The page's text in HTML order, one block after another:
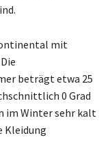
mit
beträgt etwa 25
0 Grad
im Winter sehr kalt
Kleidung